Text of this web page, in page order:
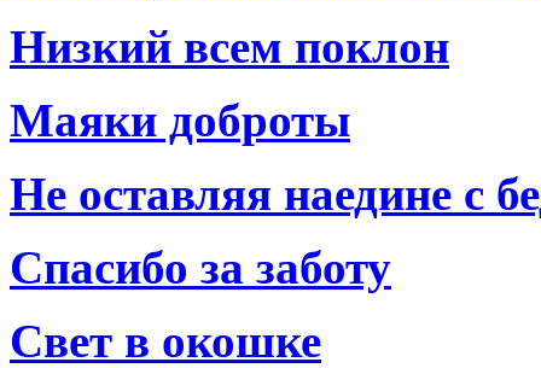
Низкий всем поклон
Маяки доброты
Не оставляя наедине с
Спасибо за заботу
Свет в окошке